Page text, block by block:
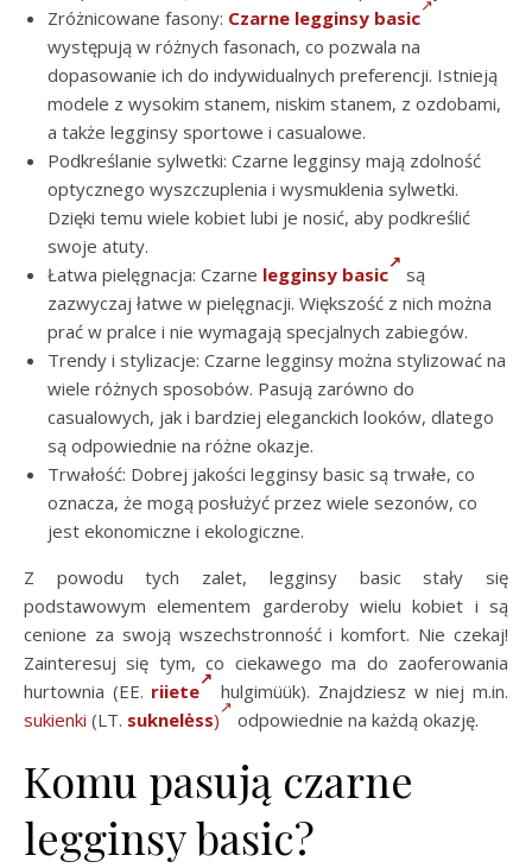
Zróżnicowane fasony: Czarne legginsy basic
występują w różnych fasonach, co pozwala na
dopasowanie ich do indywidualnych preferencji. Istnieją
modele z wysokim stanem, niskim stanem, z ozdobami,
a także legginsy sportowe i casualowe.
Podkreślanie sylwetki: Czarne legginsy mają zdolność
optycznego wyszczuplenia i wysmuklenia sylwetki.
Dzięki temu wiele kobiet lubi je nosić, aby podkreślić
swoje atuty.
Łatwa pielęgnacja: Czarne legginsy basic
są
zazwyczaj łatwe w pielęgnacji. Większość z nich można
prać w pralce i nie wymagają specjalnych zabiegów.
Trendy i stylizacje: Czarne legginsy można stylizować na
wiele różnych sposobów. Pasują zarówno do
casualowych, jak i bardziej eleganckich looków, dlatego
są odpowiednie na różne okazje.
Trwałość: Dobrej jakości legginsy basic są trwałe, co
oznacza, że mogą posłużyć przez wiele sezonów, co
jest ekonomiczne i ekologiczne.
Z powodu tych zalet, legginsy basic stały się
podstawowym elementem garderoby wielu kobiet i są
cenione za swoją wszechstronność i komfort. Nie czekaj!
Zainteresuj się tym, co ciekawego ma do zaoferowania
hurtownia (EE. riiete
hulgimüük). Znajdziesz w niej m.in.
sukienki (LT. suknelėss) odpowiednie na każdą okazję.
Komu pasują czarne
legginsy basic?